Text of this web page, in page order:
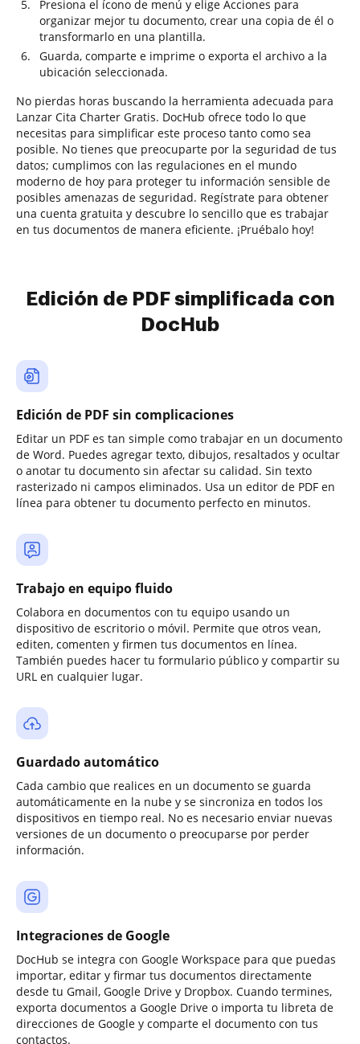
Presiona el ícono de menú y elige Acciones para
organizar mejor tu documento, crear una copia de él o
transformarlo en una plantilla.
Guarda, comparte e imprime o exporta el archivo a la
ubicación seleccionada.
No pierdas horas buscando la herramienta adecuada para
Lanzar Cita Charter Gratis. DocHub ofrece todo lo que
necesitas para simplificar este proceso tanto como sea
posible. No tienes que preocuparte por la seguridad de tus
datos; cumplimos con las regulaciones en el mundo
moderno de hoy para proteger tu información sensible de
posibles amenazas de seguridad. Regístrate para obtener
una cuenta gratuita y descubre lo sencillo que es trabajar
en tus documentos de manera eficiente. ¡Pruébalo hoy!
Edición de PDF simplificada con
DocHub
Edición de PDF sin complicaciones
Editar un PDF es tan simple como trabajar en un documento
de Word. Puedes agregar texto, dibujos, resaltados y ocultar
o anotar tu documento sin afectar su calidad. Sin texto
rasterizado ni campos eliminados. Usa un editor de PDF en
línea para obtener tu documento perfecto en minutos.
Trabajo en equipo fluido
Colabora en documentos con tu equipo usando un
dispositivo de escritorio o móvil. Permite que otros vean,
editen, comenten y firmen tus documentos en línea.
También puedes hacer tu formulario público y compartir su
URL en cualquier lugar.
Guardado automático
Cada cambio que realices en un documento se guarda
automáticamente en la nube y se sincroniza en todos los
dispositivos en tiempo real. No es necesario enviar nuevas
versiones de un documento o preocuparse por perder
información.
Integraciones de Google
DocHub se integra con Google Workspace para que puedas
importar, editar y firmar tus documentos directamente
desde tu Gmail, Google Drive y Dropbox. Cuando termines,
exporta documentos a Google Drive o importa tu libreta de
direcciones de Google y comparte el documento con tus
contactos.